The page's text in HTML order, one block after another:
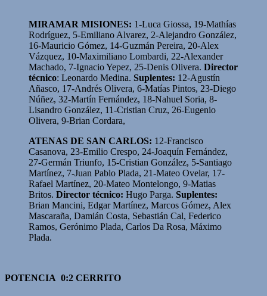
MIRAMAR MISIONES: 1-Luca Giossa, 19-Mathías
Rodríguez, 5-Emiliano Alvarez, 2-Alejandro González,
16-Mauricio Gómez, 14-Guzmán Pereira, 20-Alex
Vázquez, 10-Maximiliano Lombardi, 22-Alexander
Machado, 7-Ignacio Yepez, 25-Denis Olivera. Director
técnico: Leonardo Medina. Suplentes: 12-Agustín
Añasco, 17-Andrés Olivera, 6-Matías Pintos, 23-Diego
Núñez, 32-Martín Fernández, 18-Nahuel Soria, 8-
Lisandro González, 11-Cristian Cruz, 26-Eugenio
Olivera, 9-Brian Cordara,
ATENAS DE SAN CARLOS: 12-Francisco
Casanova, 23-Emilio Crespo, 24-Joaquín Fernández,
27-Germán Triunfo, 15-Cristian González, 5-Santiago
Martínez, 7-Juan Pablo Plada, 21-Mateo Ovelar, 17-
Rafael Martínez, 20-Mateo Montelongo, 9-Matias
Britos. Director técnico: Hugo Parga. Suplentes:
Brian Mancini, Edgar Martínez, Marcos Gómez, Alex
Mascaraña, Damián Costa, Sebastián Cal, Federico
Ramos, Gerónimo Plada, Carlos Da Rosa, Máximo
Plada.
POTENCIA 0:2 CERRITO